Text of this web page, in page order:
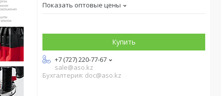
Показать оптовые цены
Купить
+7 (727) 220-77-67
sale@aso.kz
Бухгалтерия: doc@aso.kz